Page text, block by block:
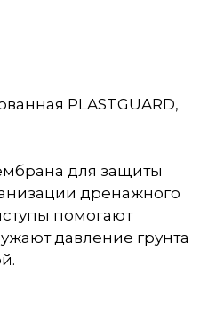
PLASTGUARD,
для защиты
дренажного
помогают
давление грунта